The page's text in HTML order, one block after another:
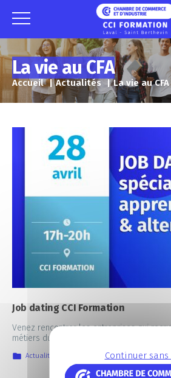
Accueil Actualités La vie au CFA
La vie au CFA
Job dating CCI Formation
Venez rencontrer les entreprises qui
métiers du Commerce, de la vente et du
Actualités La vie au CFA,Nos prochains
Panneau de gestion des cookies
Continuer